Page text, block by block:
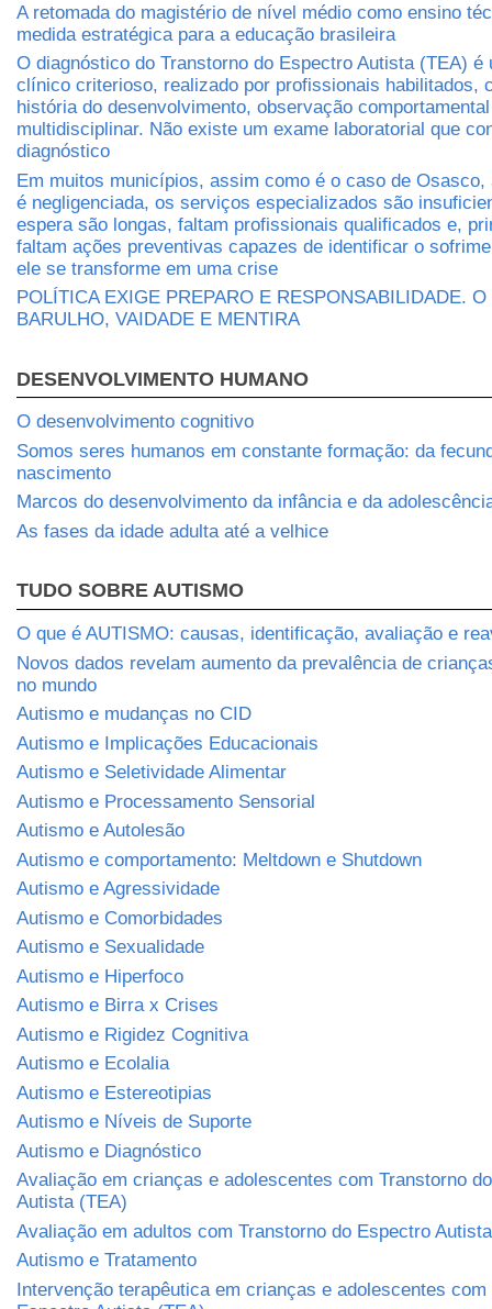
A retomada do magistério de nível médio como ensino
medida estratégica para a educação brasileira
O diagnóstico do Transtorno do Espectro Autista (TEA) é
clínico criterioso, realizado por profissionais habilitados,
história do desenvolvimento, observação
multidisciplinar. Não existe um exame laboratorial que
diagnóstico
Em muitos municípios, assim como é o caso de Osasco,
é negligenciada, os serviços especializados são
espera são longas, faltam profissionais qualificados e,
faltam ações preventivas capazes de identificar o
ele se transforme em uma crise
POLÍTICA EXIGE PREPARO E RESPONSABILIDADE.
BARULHO, VAIDADE E MENTIRA
DESENVOLVIMENTO HUMANO
O desenvolvimento cognitivo
Somos seres humanos em constante formação: da
nascimento
Marcos do desenvolvimento da infância e da
As fases da idade adulta até a velhice
TUDO SOBRE AUTISMO
O que é AUTISMO: causas, identificação, avaliação e
Novos dados revelam aumento da prevalência de
no mundo
Autismo e mudanças no CID
Autismo e Implicações Educacionais
Autismo e Seletividade Alimentar
Autismo e Processamento Sensorial
Autismo e Autolesão
Autismo e comportamento: Meltdown e Shutdown
Autismo e Agressividade
Autismo e Comorbidades
Autismo e Sexualidade
Autismo e Hiperfoco
Autismo e Birra x Crises
Autismo e Rigidez Cognitiva
Autismo e Ecolalia
Autismo e Estereotipias
Autismo e Níveis de Suporte
Autismo e Diagnóstico
Avaliação em crianças e adolescentes com Transtorno
Autista (TEA)
Avaliação em adultos com Transtorno do Espectro
Autismo e Tratamento
Intervenção terapêutica em crianças e adolescentes com